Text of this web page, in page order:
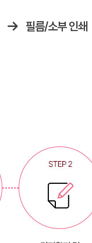
필름/소부 인쇄